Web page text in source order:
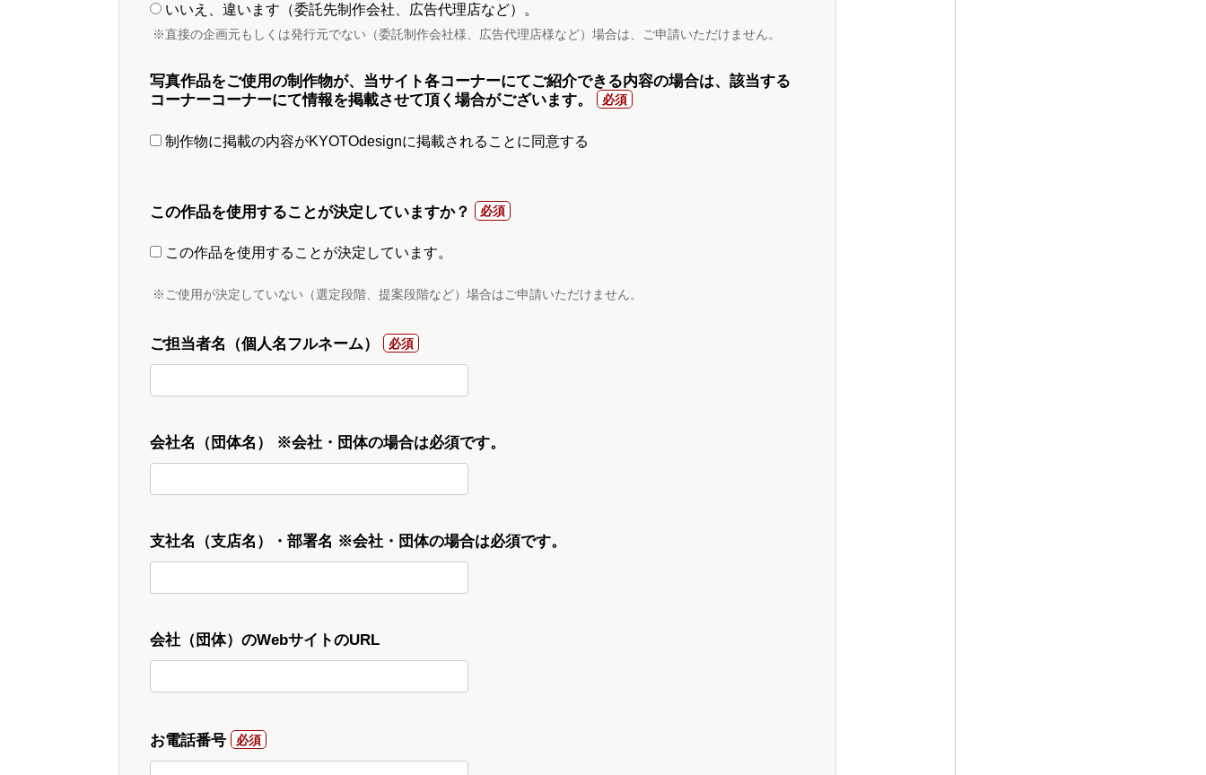
いいえ、違います（委託先制作会社、広告代理店など）。
※直接の企画元もしくは発行元でない（委託制作会社様、広告代理店様など）場合は、ご申請いただけません。
写真作品をご使用の制作物が、当サイト各コーナーにてご紹介できる内容の場合は、該当する
コーナーコーナーにて情報を掲載させて頂く場合がございます。
制作物に掲載の内容がKYOTOdesignに掲載されることに同意する
この作品を使用することが決定していますか？
この作品を使用することが決定しています。
※ご使用が決定していない（選定段階、提案段階など）場合はご申請いただけません。
ご担当者名（個人名フルネーム）
会社名（団体名） ※会社・団体の場合は必須です。
支社名（支店名）・部署名 ※会社・団体の場合は必須です。
会社（団体）のWebサイトのURL
お電話番号